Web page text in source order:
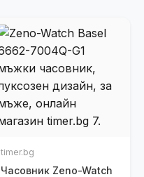
timer.bg
Часовник Zeno-Watch